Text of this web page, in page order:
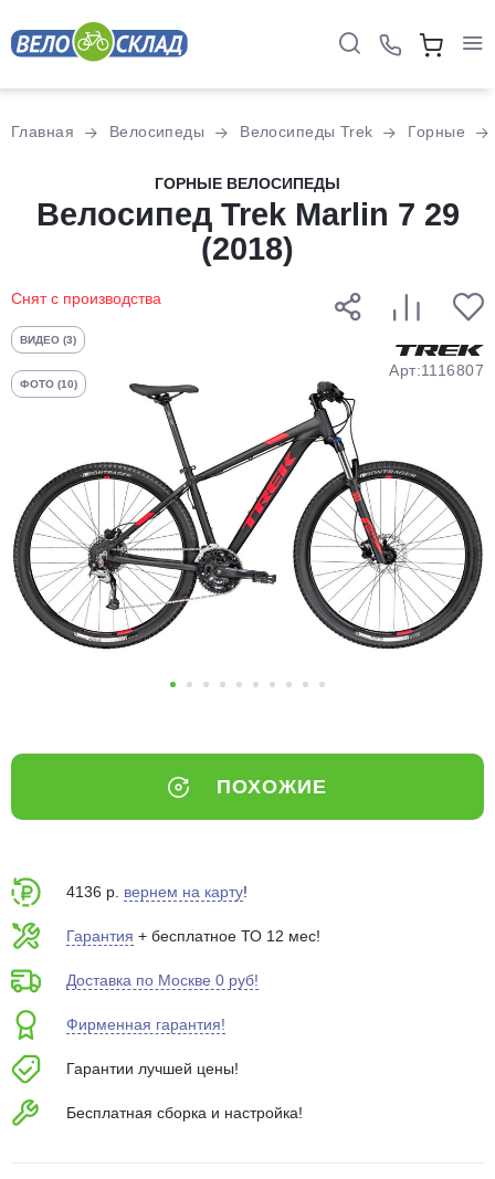
Главная Велосипеды Велосипеды Trek Горные
ГОРНЫЕ ВЕЛОСИПЕДЫ
Велосипед Trek Marlin 7 29
(2018)
Снят с производства
ВИДЕО (3)
ФОТО (10)
Арт:1116807
ПОХОЖИЕ
4136 р. вернем на карту!
Гарантия + бесплатное ТО 12 мес!
Доставка по Москве 0 руб!
Фирменная гарантия!
Гарантии лучшей цены!
Бесплатная сборка и настройка!
Разбейте
оплатуна части
без переплат
График платежей
Добавляйте товары
в корзину
Оплачивайте сегодня только
% картой любого банка
выбранный способом
Оставшиеся75% будут
Подробнее
Остались вопросы?